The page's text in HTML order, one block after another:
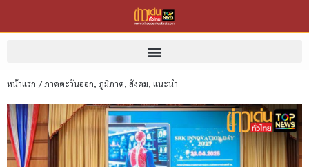
หน้าแรก /ภาคตะวันออก, ภูมิภาค, สังคม, แนะนำ